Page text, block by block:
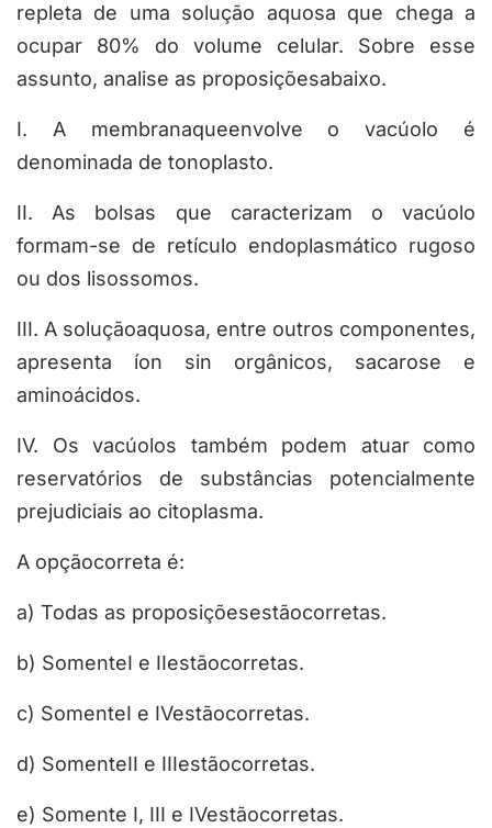
repleta de uma solução aquosa que chega a
ocupar 80% do volume celular. Sobre esse
assunto, analise as proposiçõesabaixo.
I. A membranaqueenvolve o vacúolo é
denominada de tonoplasto.
II. As bolsas que caracterizam o vacúolo
formam-se de retículo endoplasmático rugoso
ou dos lisossomos.
III. A soluçãoaquosa, entre outros componentes,
apresenta íon sin orgânicos, sacarose e
aminoácidos.
IV. Os vacúolos também podem atuar como
reservatórios de substâncias potencialmente
prejudiciais ao citoplasma.
A opçãocorreta é:
a) Todas as proposiçõesestãocorretas.
b) SomenteI e IIestãocorretas.
c) SomenteI e IVestãocorretas.
d) SomenteII e IIIestãocorretas.
e) Somente I, III e IVestãocorretas.